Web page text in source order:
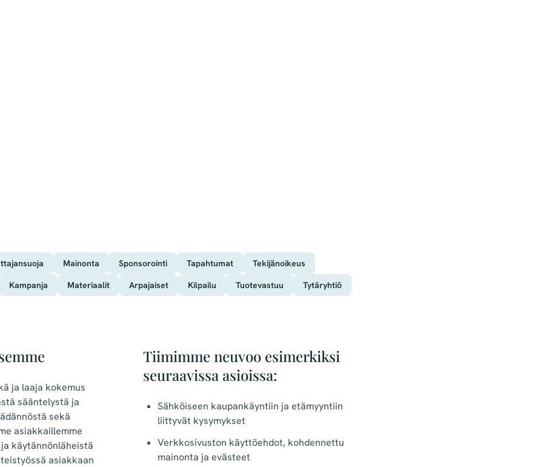
Mainonta Sponsorointi Tapahtumat
Tekijänoikeus
Kampanja Materiaalit Arpajaiset Kilpailu Tuotevastuu
Tytäryhtiö
ja laaja kokemus
sääntelystä ja
sekä
asiakkaillemme
käytännönläheistä
asiakkaan
Tiimimme neuvoo esimerkiksi
seuraavissa asioissa:
Sähköiseen kaupankäyntiin ja etämyyntiin
liittyvät kysymykset
Verkkosivuston käyttöehdot, kohdennettu
mainonta ja evästeet